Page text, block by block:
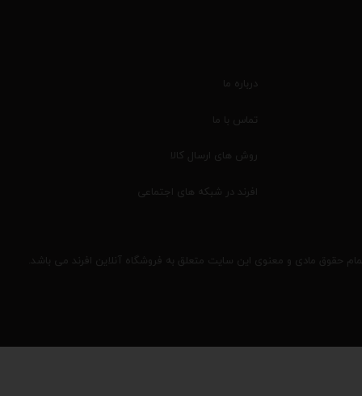
حقوق مادی و معنوی این سایت متعلق به فروشگاه آنلاین افرند می باشد.
درباره ما
تماس با ما
روش های ارسال کالا
افرند در شبکه های اجتماعی